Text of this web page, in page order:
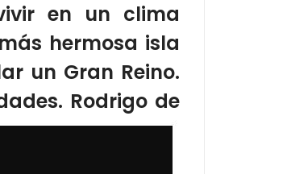
en un clima
hermosa isla
un Gran Reino.
Rodrigo de